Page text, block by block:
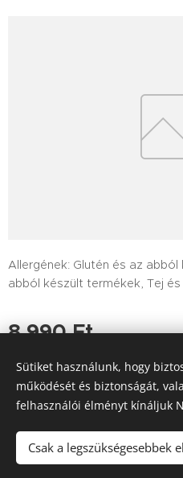
Allergének: Glutén és az
abból készült termékek, Tej
8 990Ft
Tutajos Vendéglő / A
Sütiket használunk, hogy
működését és biztonságát,
felhasználói élményt kínáljuk
Csak a legszükségesebbek